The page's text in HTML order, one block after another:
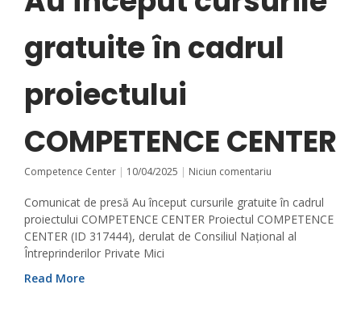
gratuite în cadrul
proiectului
COMPETENCE CENTER
Competence Center 10/04/2025 Niciun comentariu
Comunicat de presă Au început cursurile gratuite în cadrul
proiectului COMPETENCE CENTER Proiectul COMPETENCE
CENTER (ID 317444), derulat de Consiliul Național al
Întreprinderilor Private Mici
Read More